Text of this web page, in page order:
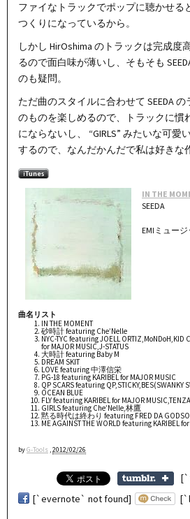
ファイなトラックでポップに聴かせる
つくりになっているから。
しかし HirOshima のトラックは完成度
るので面白味が薄いし、そもそも
のも疑問。
ただ曲のスタイルに合わせて SEEDA
のものを楽しめるので、トラックに慣
にならないし、 “GIRLS” みたいな可愛
するので、なんだかんだで私は好きな
IN THE
SEEDA
EMIミュー
曲名リスト
IN THE MOMENT
砂時計 featuring Che’Nelle
NYC-TYC featuring JOELL ORTIZ,MoNDoH,KID
for MAJOR MUSIC,J-STATUS
大時計 featuring Baby M
DREAM SKIT
LOVE featuring 中澤信栄
PG-18 featuring KARIBEL for MAJOR MUSIC
QP SCARS featuring QP,STICKY,BES(SWANKY
OCEAN BLUE
FLY featuring KARIBEL for MAJOR
GIRLS featuring Che’Nelle,林鷹
黙る時代は終わり featuring FRED DA
ME AGAINST THE WORLD featuring KARIBEL
byG-Tools,2012/02/26
[`evernote` not found]